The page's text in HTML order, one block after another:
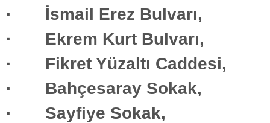
· İsmail Erez Bulvarı,
· Ekrem Kurt Bulvarı,
· Fikret Yüzaltı Caddesi,
· Bahçesaray Sokak,
· Sayfiye Sokak,